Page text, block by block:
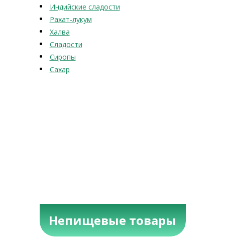
Индийские сладости
Рахат-лукум
Халва
Сладости
Сиропы
Сахар
Непищевые товары